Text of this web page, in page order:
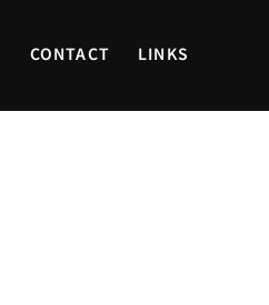
CONTACT LINKS